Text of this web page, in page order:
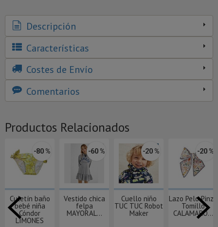
Descripción
Características
Costes de Envío
Comentarios
Productos Relacionados
-80 %
Culetín baño
bebé niña
Cóndor
LIMONES
-60 %
Vestido chica
felpa
MAYORAL...
-20 %
Cuello niño
TUC TUC Robot
Maker
-20 %
Lazo Pelo Pinza
Tomillo
CALAMARO...